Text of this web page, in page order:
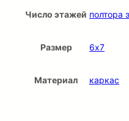
Число этажей полтора
Размер 6х7
Материал каркас